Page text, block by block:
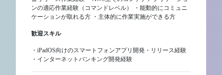
ンの適応作業経験（コマンドレベル） ・能動的にコミュニ
ケーションが取れる方 ・主体的に作業実施ができる方
歓迎スキル
・iPadOS向けのスマートフォンアプリ開発・リリース経験
・インターネットバンキング開発経験